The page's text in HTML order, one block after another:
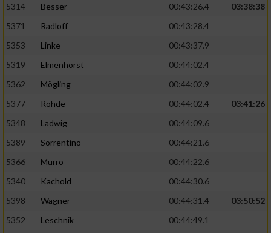
5314
Besser 00:43:26.4
03:38:38
5371
Radloff
00:43:28.4
5353
Linke
00:43:37.9
5319
Elmenhorst
00:44:02.4
5362
Mögling
00:44:02.9
5377
Rohde 00:44:02.4
03:41:26
5348
Ladwig
00:44:09.6
5389
Sorrentino
00:44:21.6
5366
Murro
00:44:22.6
5340
Kachold
00:44:30.6
5398
Wagner 00:44:31.4
03:50:52
5352
Leschnik
00:44:49.1